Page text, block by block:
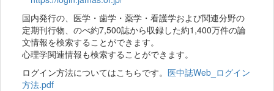
国内発行の、医学・歯学・薬学・看護学および関連分野の
定期刊行物、のべ約7,500誌から収録した約1,400万件の論
文情報を検索することができます。
心理学関連情報も検索することができます。
ログイン方法についてはこちらです。 医中誌Web_ログイン
方法.pdf